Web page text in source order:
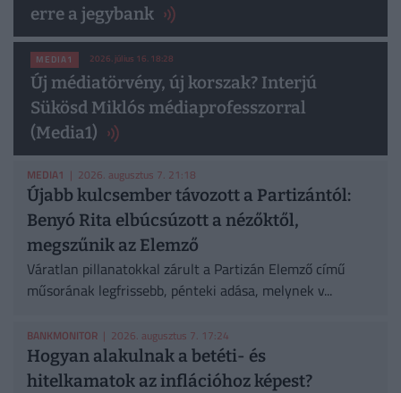
erre a jegybank
MEDIA1 2026. július 16. 18:28
Új médiatörvény, új korszak? Interjú
Sükösd Miklós médiaprofesszorral
(Media1)
MEDIA1 | 2026. augusztus 7. 21:18
Újabb kulcsember távozott a Partizántól:
Benyó Rita elbúcsúzott a nézőktől,
megszűnik az Elemző
Váratlan pillanatokkal zárult a Partizán Elemző című
műsorának legfrissebb, pénteki adása, melynek v...
BANKMONITOR | 2026. augusztus 7. 17:24
Hogyan alakulnak a betéti- és
hitelkamatok az inflációhoz képest?